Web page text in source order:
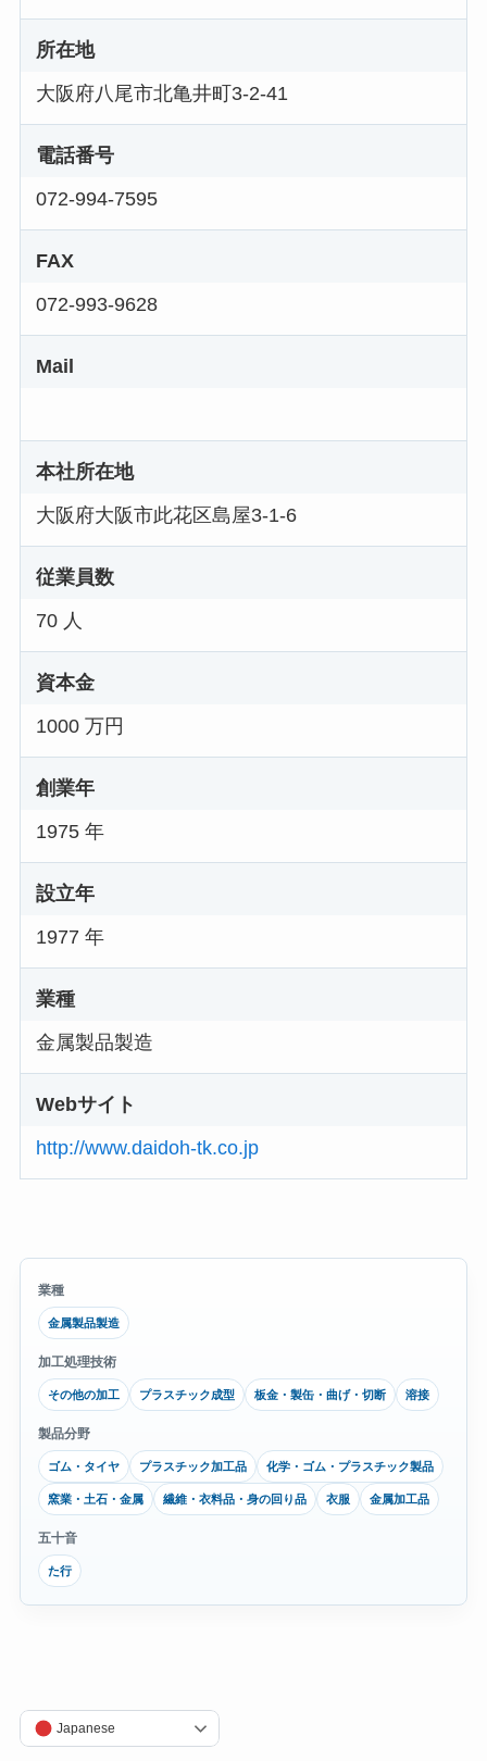
所在地
大阪府八尾市北亀井町3-2-41
電話番号
072-994-7595
FAX
072-993-9628
Mail
本社所在地
大阪府大阪市此花区島屋3-1-6
従業員数
70 人
資本金
1000 万円
創業年
1975 年
設立年
1977 年
業種
金属製品製造
Webサイト
http://www.daidoh-tk.co.jp
業種
金属製品製造
加工処理技術
その他の加工 プラスチック成型 板金・製缶・曲げ・切断 溶接
製品分野
ゴム・タイヤ プラスチック加工品 化学・ゴム・プラスチック製品
窯業・土石・金属 繊維・衣料品・身の回り品 衣服 金属加工品
五十音
た行
Japanese